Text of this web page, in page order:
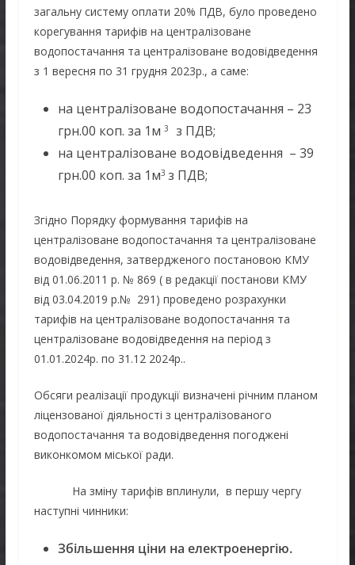
загальну систему оплати 20% ПДВ, було проведено
корегування тарифів на централізоване
водопостачання та централізоване водовідведення
з 1 вересня по 31 грудня 2023р., а саме:
на централізоване водопостачання – 23
грн.00 коп. за 1м 3 з ПДВ;
на централізоване водовідведення – 39
грн.00 коп. за 1м3 з ПДВ;
Згідно Порядку формування тарифів на
централізоване водопостачання та централізоване
водовідведення, затвердженого постановою КМУ
від 01.06.2011 р. № 869 ( в редакції постанови КМУ
від 03.04.2019 р.№ 291) проведено розрахунки
тарифів на централізоване водопостачання та
централізоване водовідведення на період з
01.01.2024р. по 31.12 2024р..
Обсяги реалізації продукції визначені річним планом
ліцензованої діяльності з централізованого
водопостачання та водовідведення погоджені
виконкомом міської ради.
На зміну тарифів вплинули, в першу чергу
наступні чинники:
Збільшення ціни на електроенергію.